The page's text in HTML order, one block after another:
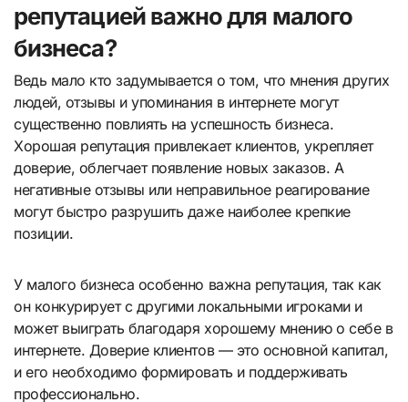
репутацией важно для малого
бизнеса?
Ведь мало кто задумывается о том, что мнения других
людей, отзывы и упоминания в интернете могут
существенно повлиять на успешность бизнеса.
Хорошая репутация привлекает клиентов, укрепляет
доверие, облегчает появление новых заказов. А
негативные отзывы или неправильное реагирование
могут быстро разрушить даже наиболее крепкие
позиции.
У малого бизнеса особенно важна репутация, так как
он конкурирует с другими локальными игроками и
может выиграть благодаря хорошему мнению о себе в
интернете. Доверие клиентов — это основной капитал,
и его необходимо формировать и поддерживать
профессионально.